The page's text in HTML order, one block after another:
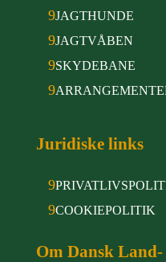
9JAGTHUNDE
9JAGTVÅBEN
9SKYDEBANE
9
Juridiske links
9
9COOKIEPOLITIK
Om Dansk